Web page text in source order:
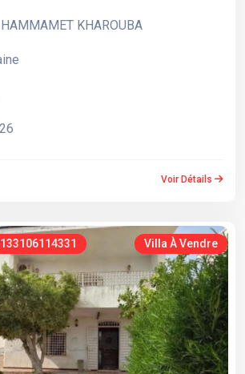
KHAROUBA
Voir Détails
Villa À Vendre